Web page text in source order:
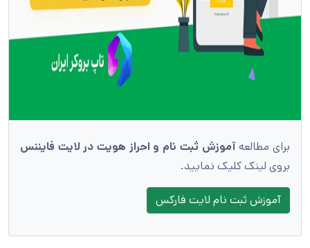
برای مطالعهآموزش ثبت نام و احراز هویت در لایت فایننس
بروی لینک کلیک نمایید.
آموزش ثبت نام لایت فارکس